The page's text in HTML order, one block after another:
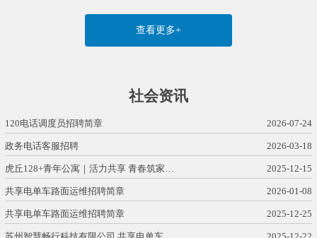
查看更多+
社会资讯
120电话调度员招聘简章 2026-07-24
政务电话客服招聘 2026-03-18
虎丘128+青年公寓｜活力共享 青春筑家… 2025-12-15
共享电单车路面运维招聘简章 2026-01-08
共享电单车路面运维招聘简章 2025-12-25